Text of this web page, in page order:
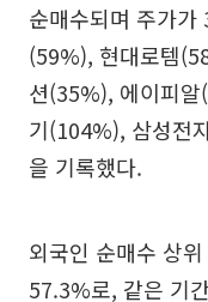
순매수되며 주가
(59%), 현대로템
션(35%), 에이피
기(104%), 삼성전
을 기록했다.
외국인 순매수 상
57.3%로, 같은 기